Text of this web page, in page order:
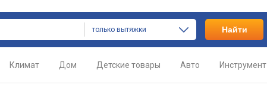
только вытяжки Найти
Климат Дом Детские товары Авто Инструмент